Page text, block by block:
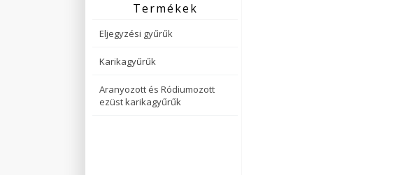
Termékek
Eljegyzési gyűrűk
Karikagyűrűk
Aranyozott és Ródiumozott
ezüst karikagyűrűk